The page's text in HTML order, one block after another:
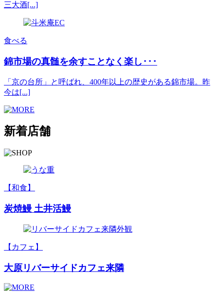
三大酒[...]
食べる
錦市場の真髄を余すことなく楽し･･･
「京の台所」と呼ばれ、400年以上の歴史がある錦市場。昨
今は[...]
新着店舗
【和食】
炭焼鰻 土井活鰻
【カフェ】
大原リバーサイドカフェ来隣